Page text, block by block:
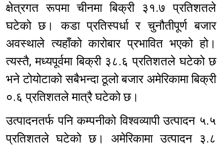
क्षेत्रगत रूपमा चीनमा बिक्री ३१.७ प्रतिशतले
घटेको छ। कडा प्रतिस्पर्धा र चुनौतीपूर्ण बजार
अवस्थाले त्यहाँको कारोबार प्रभावित भएको हो।
त्यस्तै, मध्यपूर्वमा बिक्री ३८.६ प्रतिशतले घटेको छ
भने टोयोटाको सबैभन्दा ठूलो बजार अमेरिकामा बिक्री
०.६ प्रतिशतले मात्रै घटेको छ।
उत्पादनतर्फ पनि कम्पनीको विश्वव्यापी उत्पादन ५.५
प्रतिशतले घटेको छ। अमेरिकामा उत्पादन ३.८